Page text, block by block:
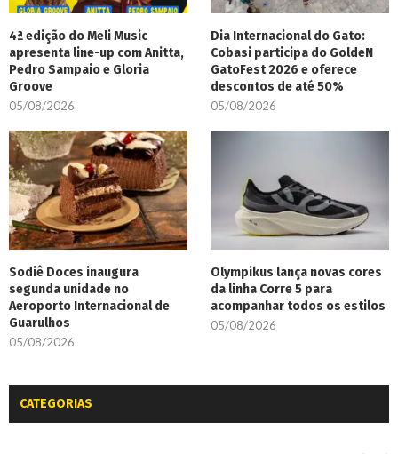
4ª edição do Meli Music
apresenta line-up com Anitta,
Pedro Sampaio e Gloria
Groove
05/08/2026
Dia Internacional do Gato:
Cobasi participa do GoldeN
GatoFest 2026 e oferece
descontos de até 50%
05/08/2026
Sodiê Doces inaugura
segunda unidade no
Aeroporto Internacional de
Guarulhos
05/08/2026
Olympikus lança novas cores
da linha Corre 5 para
acompanhar todos os estilos
05/08/2026
CATEGORIAS